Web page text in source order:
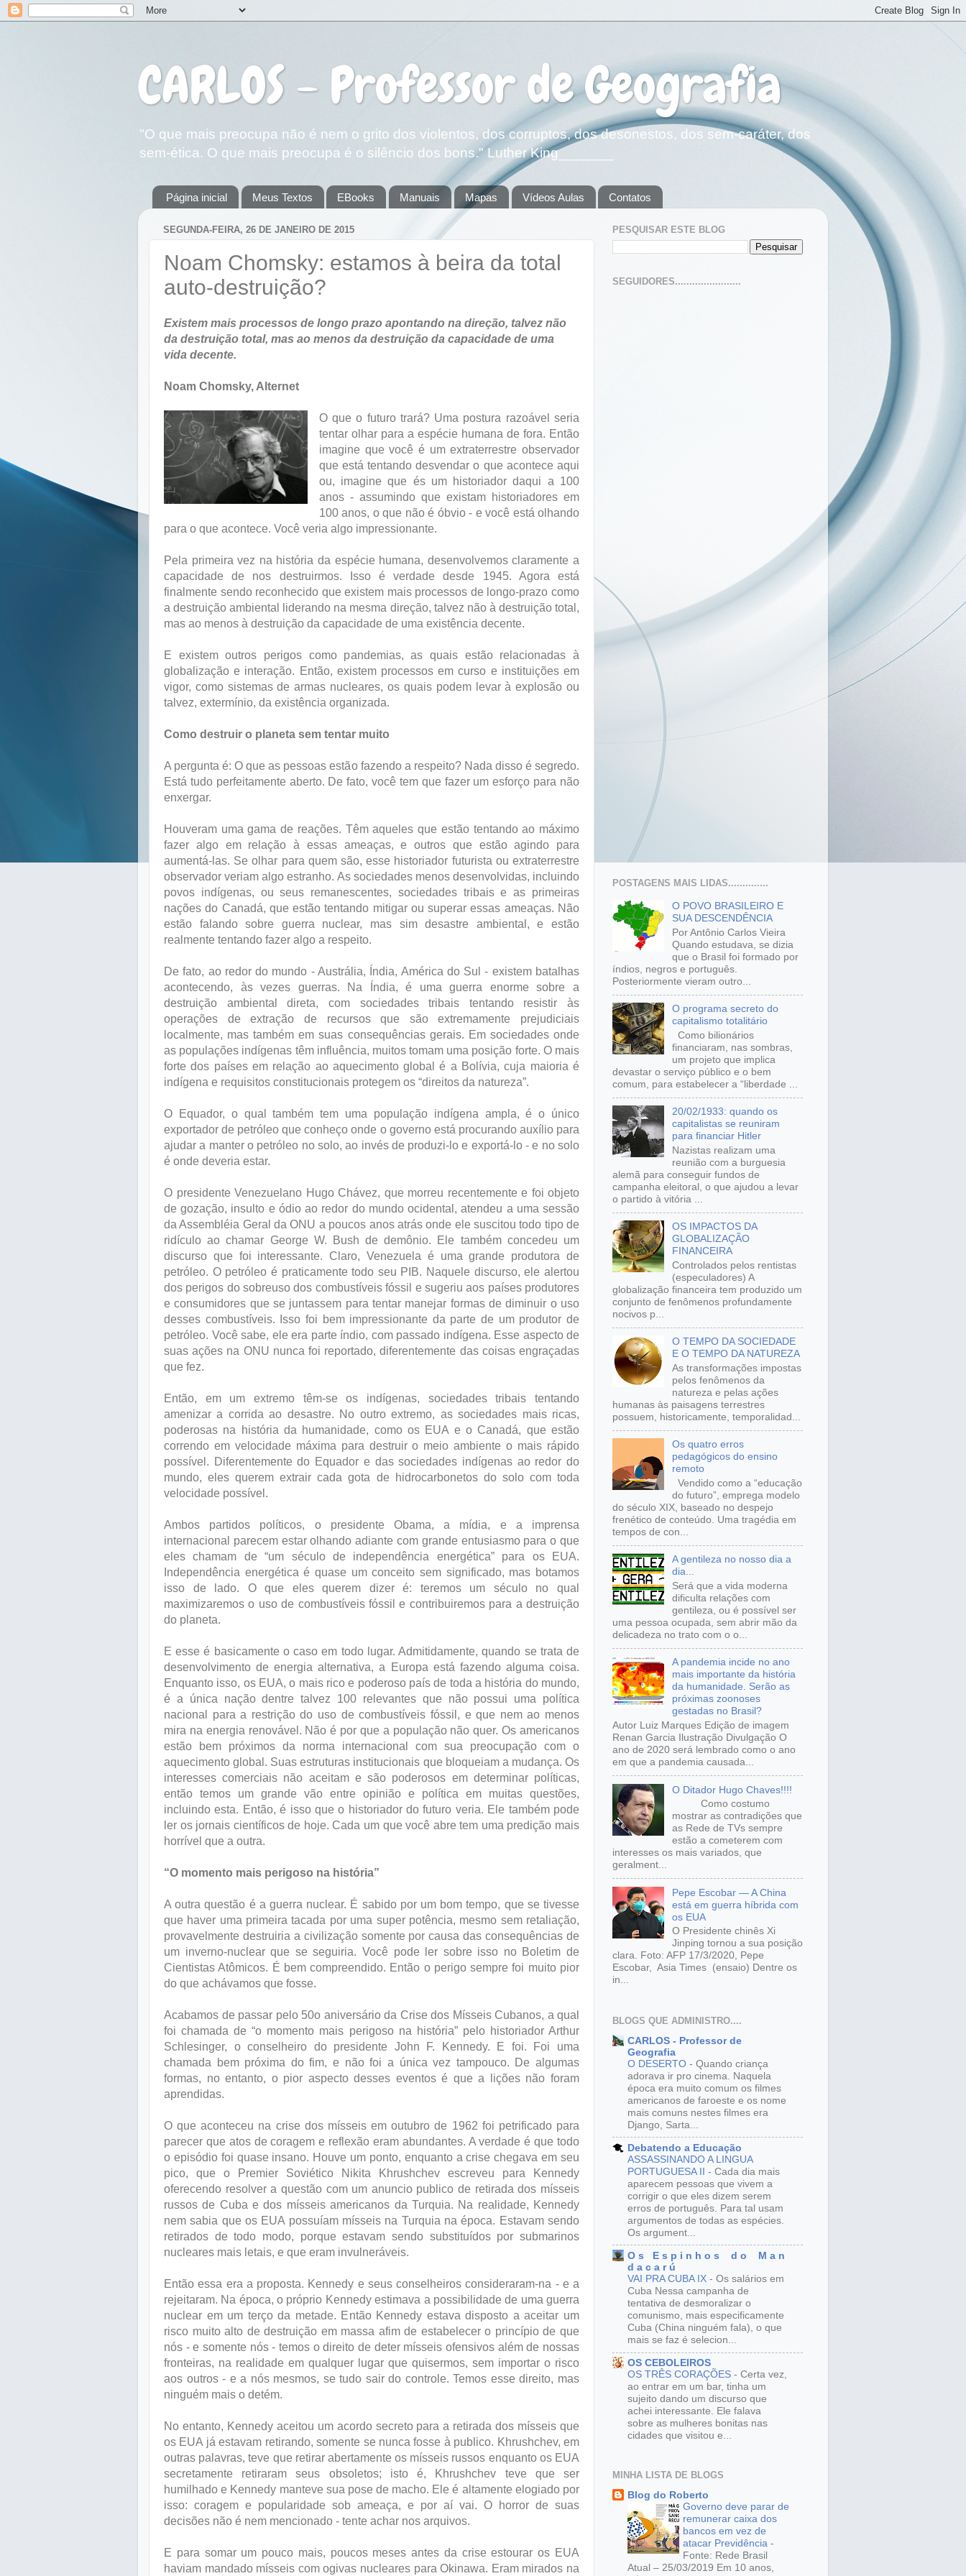
CARLOS - Professor de Geografia
"O que mais preocupa não é nem o grito dos violentos, dos corruptos, dos desonestos, dos sem-caráter, dos
sem-ética. O que mais preocupa é o silêncio dos bons." Luther King_______
Página inicial Meus Textos EBooks Manuais Mapas Vídeos Aulas Contatos
SEGUNDA-FEIRA, 26 DE JANEIRO DE 2015
Noam Chomsky: estamos à beira da total
auto-destruição?
Existem mais processos de longo prazo apontando na direção, talvez não
da destruição total, mas ao menos da destruição da capacidade de uma
vida decente.
Noam Chomsky, Alternet
O que o futuro trará? Uma postura razoável seria
tentar olhar para a espécie humana de fora. Então
imagine que você é um extraterrestre observador
que está tentando desvendar o que acontece aqui
ou, imagine que és um historiador daqui a 100
anos - assumindo que existam historiadores em
100 anos, o que não é óbvio - e você está olhando
para o que acontece. Você veria algo impressionante.
Pela primeira vez na história da espécie humana, desenvolvemos claramente a
capacidade de nos destruirmos. Isso é verdade desde 1945. Agora está
finalmente sendo reconhecido que existem mais processos de longo-prazo como
a destruição ambiental liderando na mesma direção, talvez não à destruição total,
mas ao menos à destruição da capacidade de uma existência decente.
E existem outros perigos como pandemias, as quais estão relacionadas à
globalização e interação. Então, existem processos em curso e instituições em
vigor, como sistemas de armas nucleares, os quais podem levar à explosão ou
talvez, extermínio, da existência organizada.
Como destruir o planeta sem tentar muito
A pergunta é: O que as pessoas estão fazendo a respeito? Nada disso é segredo.
Está tudo perfeitamente aberto. De fato, você tem que fazer um esforço para não
enxergar.
Houveram uma gama de reações. Têm aqueles que estão tentando ao máximo
fazer algo em relação à essas ameaças, e outros que estão agindo para
aumentá-las. Se olhar para quem são, esse historiador futurista ou extraterrestre
observador veriam algo estranho. As sociedades menos desenvolvidas, incluindo
povos indígenas, ou seus remanescentes, sociedades tribais e as primeiras
nações do Canadá, que estão tentando mitigar ou superar essas ameaças. Não
estão falando sobre guerra nuclear, mas sim desastre ambiental, e estão
realmente tentando fazer algo a respeito.
De fato, ao redor do mundo - Austrália, Índia, América do Sul - existem batalhas
acontecendo, às vezes guerras. Na Índia, é uma guerra enorme sobre a
destruição ambiental direta, com sociedades tribais tentando resistir às
operações de extração de recursos que são extremamente prejudiciais
localmente, mas também em suas consequências gerais. Em sociedades onde
as populações indígenas têm influência, muitos tomam uma posição forte. O mais
forte dos países em relação ao aquecimento global é a Bolívia, cuja maioria é
indígena e requisitos constitucionais protegem os “direitos da natureza”.
O Equador, o qual também tem uma população indígena ampla, é o único
exportador de petróleo que conheço onde o governo está procurando auxílio para
ajudar a manter o petróleo no solo, ao invés de produzi-lo e exportá-lo - e no solo
é onde deveria estar.
O presidente Venezuelano Hugo Chávez, que morreu recentemente e foi objeto
de gozação, insulto e ódio ao redor do mundo ocidental, atendeu a uma sessão
da Assembléia Geral da ONU a poucos anos atrás onde ele suscitou todo tipo de
ridículo ao chamar George W. Bush de demônio. Ele também concedeu um
discurso que foi interessante. Claro, Venezuela é uma grande produtora de
petróleo. O petróleo é praticamente todo seu PIB. Naquele discurso, ele alertou
dos perigos do sobreuso dos combustíveis fóssil e sugeriu aos países produtores
e consumidores que se juntassem para tentar manejar formas de diminuir o uso
desses combustíveis. Isso foi bem impressionante da parte de um produtor de
petróleo. Você sabe, ele era parte índio, com passado indígena. Esse aspecto de
suas ações na ONU nunca foi reportado, diferentemente das coisas engraçadas
que fez.
Então, em um extremo têm-se os indígenas, sociedades tribais tentando
amenizar a corrida ao desastre. No outro extremo, as sociedades mais ricas,
poderosas na história da humanidade, como os EUA e o Canadá, que estão
correndo em velocidade máxima para destruir o meio ambiente o mais rápido
possível. Diferentemente do Equador e das sociedades indígenas ao redor do
mundo, eles querem extrair cada gota de hidrocarbonetos do solo com toda
velocidade possível.
Ambos partidos políticos, o presidente Obama, a mídia, e a imprensa
internacional parecem estar olhando adiante com grande entusiasmo para o que
eles chamam de “um século de independência energética” para os EUA.
Independência energética é quase um conceito sem significado, mas botamos
isso de lado. O que eles querem dizer é: teremos um século no qual
maximizaremos o uso de combustíveis fóssil e contribuiremos para a destruição
do planeta.
E esse é basicamente o caso em todo lugar. Admitidamente, quando se trata de
desenvolvimento de energia alternativa, a Europa está fazendo alguma coisa.
Enquanto isso, os EUA, o mais rico e poderoso país de toda a história do mundo,
é a única nação dentre talvez 100 relevantes que não possui uma política
nacional para a restrição do uso de combustíveis fóssil, e que nem ao menos
mira na energia renovável. Não é por que a população não quer. Os americanos
estão bem próximos da norma internacional com sua preocupação com o
aquecimento global. Suas estruturas institucionais que bloqueiam a mudança. Os
interesses comerciais não aceitam e são poderosos em determinar políticas,
então temos um grande vão entre opinião e política em muitas questões,
incluindo esta. Então, é isso que o historiador do futuro veria. Ele também pode
ler os jornais científicos de hoje. Cada um que você abre tem uma predição mais
horrível que a outra.
“O momento mais perigoso na história”
A outra questão é a guerra nuclear. É sabido por um bom tempo, que se tivesse
que haver uma primeira tacada por uma super potência, mesmo sem retaliação,
provavelmente destruiria a civilização somente por causa das consequências de
um inverno-nuclear que se seguiria. Você pode ler sobre isso no Boletim de
Cientistas Atômicos. É bem compreendido. Então o perigo sempre foi muito pior
do que achávamos que fosse.
Acabamos de passar pelo 50o aniversário da Crise dos Mísseis Cubanos, a qual
foi chamada de “o momento mais perigoso na história” pelo historiador Arthur
Schlesinger, o conselheiro do presidente John F. Kennedy. E foi. Foi uma
chamada bem próxima do fim, e não foi a única vez tampouco. De algumas
formas, no entanto, o pior aspecto desses eventos é que a lições não foram
aprendidas.
O que aconteceu na crise dos mísseis em outubro de 1962 foi petrificado para
parecer que atos de coragem e reflexão eram abundantes. A verdade é que todo
o episódio foi quase insano. Houve um ponto, enquanto a crise chegava em seu
pico, que o Premier Soviético Nikita Khrushchev escreveu para Kennedy
oferecendo resolver a questão com um anuncio publico de retirada dos mísseis
russos de Cuba e dos mísseis americanos da Turquia. Na realidade, Kennedy
nem sabia que os EUA possuíam mísseis na Turquia na época. Estavam sendo
retirados de todo modo, porque estavam sendo substituídos por submarinos
nucleares mais letais, e que eram invulneráveis.
Então essa era a proposta. Kennedy e seus conselheiros consideraram-na - e a
rejeitaram. Na época, o próprio Kennedy estimava a possibilidade de uma guerra
nuclear em um terço da metade. Então Kennedy estava disposto a aceitar um
risco muito alto de destruição em massa afim de estabelecer o princípio de que
nós - e somente nós - temos o direito de deter mísseis ofensivos além de nossas
fronteiras, na realidade em qualquer lugar que quisermos, sem importar o risco
aos outros - e a nós mesmos, se tudo sair do controle. Temos esse direito, mas
ninguém mais o detém.
No entanto, Kennedy aceitou um acordo secreto para a retirada dos mísseis que
os EUA já estavam retirando, somente se nunca fosse à publico. Khrushchev, em
outras palavras, teve que retirar abertamente os mísseis russos enquanto os EUA
secretamente retiraram seus obsoletos; isto é, Khrushchev teve que ser
humilhado e Kennedy manteve sua pose de macho. Ele é altamente elogiado por
isso: coragem e popularidade sob ameaça, e por aí vai. O horror de suas
decisões não é nem mencionado - tente achar nos arquivos.
E para somar um pouco mais, poucos meses antes da crise estourar os EUA
haviam mandado mísseis com ogivas nucleares para Okinawa. Eram mirados na
PESQUISAR ESTE BLOG
SEGUIDORES.......................
POSTAGENS MAIS LIDAS..............
O POVO BRASILEIRO E
SUA DESCENDÊNCIA
Por Antônio Carlos Vieira
Quando estudava, se dizia
que o Brasil foi formado por
índios, negros e português.
Posteriormente vieram outro...
O programa secreto do
capitalismo totalitário
Como bilionários
financiaram, nas sombras,
um projeto que implica
devastar o serviço público e o bem
comum, para estabelecer a “liberdade ...
20/02/1933: quando os
capitalistas se reuniram
para financiar Hitler
Nazistas realizam uma
reunião com a burguesia
alemã para conseguir fundos de
campanha eleitoral, o que ajudou a levar
o partido à vitória ...
OS IMPACTOS DA
GLOBALIZAÇÃO
FINANCEIRA
Controlados pelos rentistas
(especuladores) A
globalização financeira tem produzido um
conjunto de fenômenos profundamente
nocivos p...
O TEMPO DA SOCIEDADE
E O TEMPO DA NATUREZA
As transformações impostas
pelos fenômenos da
natureza e pelas ações
humanas às paisagens terrestres
possuem, historicamente, temporalidad...
Os quatro erros
pedagógicos do ensino
remoto
Vendido como a “educação
do futuro”, emprega modelo
do século XIX, baseado no despejo
frenético de conteúdo. Uma tragédia em
tempos de con...
A gentileza no nosso dia a
dia...
Será que a vida moderna
dificulta relações com
gentileza, ou é possível ser
uma pessoa ocupada, sem abrir mão da
delicadeza no trato com o o...
A pandemia incide no ano
mais importante da história
da humanidade. Serão as
próximas zoonoses
gestadas no Brasil?
Autor Luiz Marques Edição de imagem
Renan Garcia Ilustração Divulgação O
ano de 2020 será lembrado como o ano
em que a pandemia causada...
O Ditador Hugo Chaves!!!!
Como costumo
mostrar as contradições que
as Rede de TVs sempre
estão a cometerem com
interesses os mais variados, que
geralment...
Pepe Escobar — A China
está em guerra híbrida com
os EUA
O Presidente chinês Xi
Jinping tornou a sua posição
clara. Foto: AFP 17/3/2020, Pepe
Escobar, Asia Times (ensaio) Dentre os
in...
BLOGS QUE ADMINISTRO....
CARLOS - Professor de
Geografia
O DESERTO - Quando criança
adorava ir pro cinema. Naquela
época era muito comum os filmes
americanos de faroeste e os nome
mais comuns nestes filmes era
Django, Sarta...
Debatendo a Educação
ASSASSINANDO A LINGUA
PORTUGUESA II - Cada dia mais
aparecem pessoas que vivem a
corrigir o que eles dizem serem
erros de português. Para tal usam
argumentos de todas as espécies.
Os argument...
O s E s p i n h o s d o M a n
d a c a r ú
VAI PRA CUBA IX - Os salários em
Cuba Nessa campanha de
tentativa de desmoralizar o
comunismo, mais especificamente
Cuba (China ninguém fala), o que
mais se faz é selecion...
OS CEBOLEIROS
OS TRÊS CORAÇÕES - Certa vez,
ao entrar em um bar, tinha um
sujeito dando um discurso que
achei interessante. Ele falava
sobre as mulheres bonitas nas
cidades que visitou e...
MINHA LISTA DE BLOGS
Blog do Roberto
Governo deve parar de
remunerar caixa dos
bancos em vez de
atacar Previdência -
Fonte: Rede Brasil
Atual – 25/03/2019 Em 10 anos,